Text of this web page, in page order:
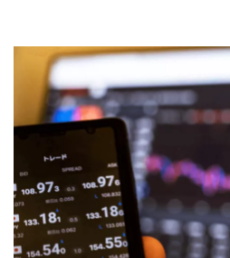
Exchange
Asuransi
Asuransi Jiwa
Asuransi Kesehatan
Asuransi Syariah